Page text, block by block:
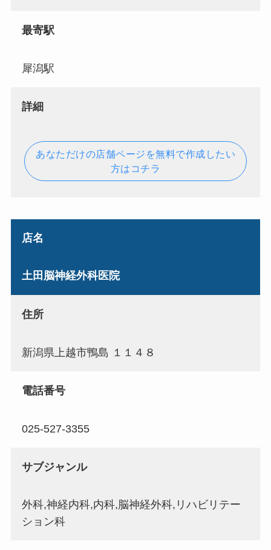
最寄駅
犀潟駅
詳細
あなただけの店舗ページを無料で作成したい
方はコチラ
店名
土田脳神経外科医院
住所
新潟県上越市鴨島 １１４８
電話番号
025-527-3355
サブジャンル
外科,神経内科,内科,脳神経外科,リハビリテー
ション科